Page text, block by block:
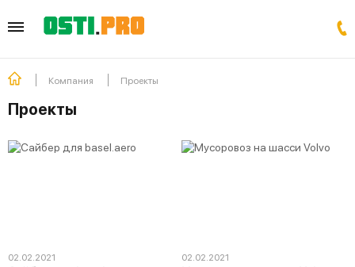
Компания Проекты
Проекты
02.02.2021 02.02.2021